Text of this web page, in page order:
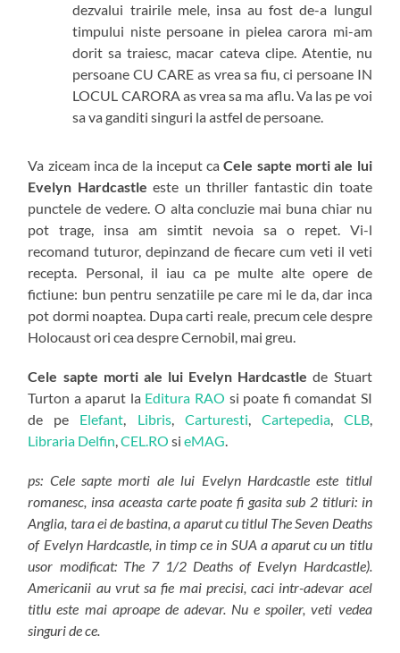
dezvalui trairile mele, insa au fost de-a lungul
timpului niste persoane in pielea carora mi-am
dorit sa traiesc, macar cateva clipe. Atentie, nu
persoane CU CARE as vrea sa fiu, ci persoane IN
LOCUL CARORA as vrea sa ma aflu. Va las pe voi
sa va ganditi singuri la astfel de persoane.
Va ziceam inca de la inceput caCele sapte morti ale lui
Evelyn Hardcastle este un thriller fantastic din toate
punctele de vedere. O alta concluzie mai buna chiar nu
pot trage, insa am simtit nevoia sa o repet. Vi-l
recomand tuturor, depinzand de fiecare cum veti il veti
recepta. Personal, il iau ca pe multe alte opere de
fictiune: bun pentru senzatiile pe care mi le da, dar inca
pot dormi noaptea. Dupa carti reale, precum cele despre
Holocaust ori cea despre Cernobil, mai greu.
Cele sapte morti ale lui Evelyn Hardcastle de Stuart
Turton a aparut la Editura RAO si poate fi comandat SI
de pe Elefant, Libris, Carturesti, Cartepedia, CLB,
Libraria Delfin,CEL.RO sieMAG.
ps: Cele sapte morti ale lui Evelyn Hardcastle este titlul
romanesc, insa aceasta carte poate fi gasita sub 2 titluri: in
Anglia, tara ei de bastina, a aparut cu titlul The Seven Deaths
of Evelyn Hardcastle, in timp ce in SUA a aparut cu un titlu
usor modificat: The 7 1/2 Deaths of Evelyn Hardcastle).
Americanii au vrut sa fie mai precisi, caci intr-adevar acel
titlu este mai aproape de adevar. Nu e spoiler, veti vedea
singuri de ce.